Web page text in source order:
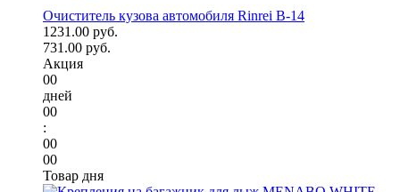
Очиститель кузова автомобиля Rinrei B-14
1231.00 руб.
731.00 руб.
Акция
00
дней
00
:
00
00
Товар дня